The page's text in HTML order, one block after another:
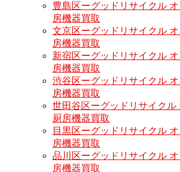
豊島区ーグッドリサイクル
房機器買取
文京区ーグッドリサイクル
房機器買取
新宿区ーグッドリサイクル
房機器買取
渋谷区ーグッドリサイクル
房機器買取
世田谷区ーグッドリサイクル
厨房機器買取
目黒区ーグッドリサイクル
房機器買取
品川区ーグッドリサイクル
房機器買取